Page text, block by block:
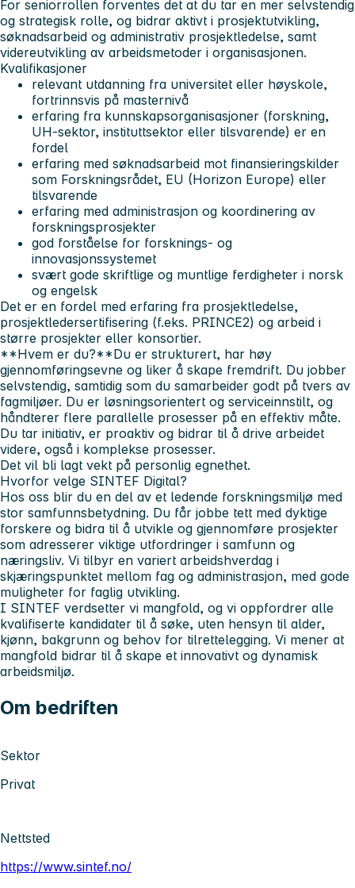
For seniorrollen forventes det at du tar en mer selvstendig
og strategisk rolle, og bidrar aktivt i prosjektutvikling,
søknadsarbeid og administrativ prosjektledelse, samt
videreutvikling av arbeidsmetoder i organisasjonen.
Kvalifikasjoner
relevant utdanning fra universitet eller høyskole,
fortrinnsvis på masternivå
erfaring fra kunnskapsorganisasjoner (forskning,
UH-sektor, instituttsektor eller tilsvarende) er en
fordel
erfaring med søknadsarbeid mot finansieringskilder
som Forskningsrådet, EU (Horizon Europe) eller
tilsvarende
erfaring med administrasjon og koordinering av
forskningsprosjekter
god forståelse for forsknings- og
innovasjonssystemet
svært gode skriftlige og muntlige ferdigheter i norsk
og engelsk
Det er en fordel med erfaring fra prosjektledelse,
prosjektledersertifisering (f.eks. PRINCE2) og arbeid i
større prosjekter eller konsortier.
**Hvem er du?**Du er strukturert, har høy
gjennomføringsevne og liker å skape fremdrift. Du jobber
selvstendig, samtidig som du samarbeider godt på tvers av
fagmiljøer. Du er løsningsorientert og serviceinnstilt, og
håndterer flere parallelle prosesser på en effektiv måte.
Du tar initiativ, er proaktiv og bidrar til å drive arbeidet
videre, også i komplekse prosesser.
Det vil bli lagt vekt på personlig egnethet.
Hvorfor velge SINTEF Digital?
Hos oss blir du en del av et ledende forskningsmiljø med
stor samfunnsbetydning. Du får jobbe tett med dyktige
forskere og bidra til å utvikle og gjennomføre prosjekter
som adresserer viktige utfordringer i samfunn og
næringsliv. Vi tilbyr en variert arbeidshverdag i
skjæringspunktet mellom fag og administrasjon, med gode
muligheter for faglig utvikling.
I SINTEF verdsetter vi mangfold, og vi oppfordrer alle
kvalifiserte kandidater til å søke, uten hensyn til alder,
kjønn, bakgrunn og behov for tilrettelegging. Vi mener at
mangfold bidrar til å skape et innovativt og dynamisk
arbeidsmiljø.
Om bedriften
Sektor
Privat
Nettsted
https://www.sintef.no/